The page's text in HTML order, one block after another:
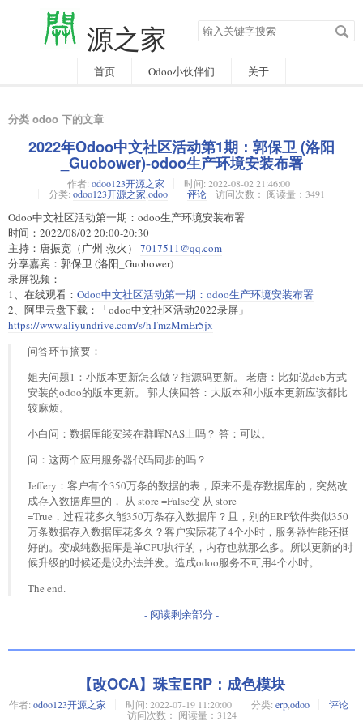
源之家 搜
索
字
首页 Odoo小伙伴们 关于
分类 odoo 下的文章
2022年Odoo中文社区活动第1期：郭保卫 (洛阳
_Guobower)-odoo生产环境安装布署
作者: odoo123开源之家 时间: 2022-08-02 21:46:00
分类: odoo123开源之家 odoo 评论 访问次数： 阅读量：3491
Odoo中文社区活动第一期：odoo生产环境安装布署
时间：2022/08/02 20:00-20:30
主持：唐振宽（广州-救火） 7017511@qq.com
分享嘉宾：郭保卫 (洛阳_Guobower)
录屏视频：
1、在线观看： Odoo中文社区活动第一期：odoo生产环境安装布署
2、阿里云盘下载：「odoo中文社区活动2022录屏」
https://www.aliyundrive.com/s/hTmzMmEr5jx
问答环节摘要：
姐夫问题1：小版本更新怎么做？指源码更新。 老唐：比如说deb方式
安装的odoo的版本更新。 郭大侠回答：大版本和小版本更新应该都比
较麻烦。
小白问：数据库能安装在群晖NAS上吗？ 答：可以。
问：这两个应用服务器代码同步的吗？
Jeffery：客户有个350万条的数据的表，原来不是存数据库的，突然改
成存入数据库里的， 从 store =False变 从 store
=True，过程花多久能350万条存入数据库？且，别的ERP软件类似350
万条数据存入数据库花多久？客户实际花了4个小时，服务器性能还挺
好的。变成纯数据库是单CPU执行的，内存也就那么多。所以更新的时
候升级的时候还是没办法并发。造成odoo服务不可用4个小时。
The end.
- 阅读剩余部分 -
【改OCA】珠宝ERP：成色模块
作者: odoo123开源之家 时间: 2022-07-19 11:20:00 分类: erp,odoo
评论
访问次数： 阅读量：3124